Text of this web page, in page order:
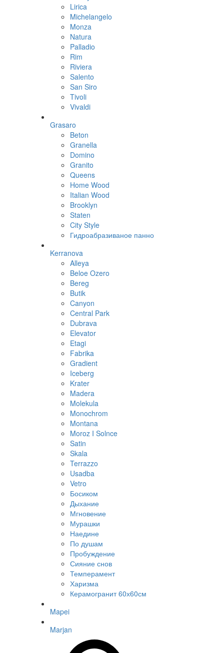
Lirica
Michelangelo
Monza
Natura
Palladio
Rim
Riviera
Salento
San Siro
Tivoli
Vivaldi
Grasaro
Beton
Granella
Domino
Granito
Queens
Home Wood
Italian Wood
Brooklyn
Staten
City Style
Гидроабразиваное панно
Kerranova
Alleya
Beloe Ozero
Bereg
Butik
Canyon
Central Park
Dubrava
Elevator
Etagi
Fabrika
Gradient
Iceberg
Krater
Madera
Molekula
Monochrom
Montana
Moroz I Solnce
Satin
Skala
Terrazzo
Usadba
Vetro
Босиком
Дыхание
Мгновение
Мурашки
Наедине
По душам
Пробуждение
Сияние снов
Темперамент
Харизма
Керамогранит 60х60см
Mapei
Marjan